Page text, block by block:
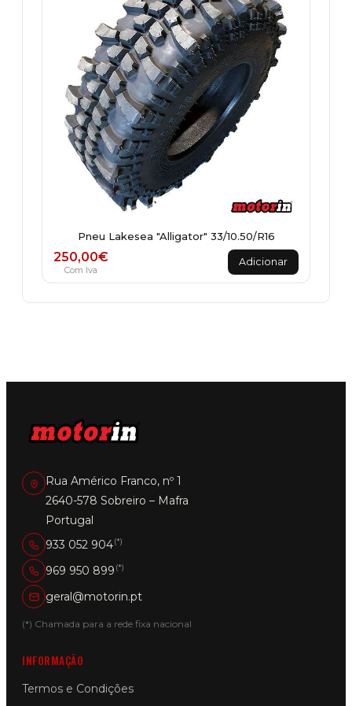
Pneu Lakesea "Alligator" 33/10.50/R16
250,00€
Com Iva
Adicionar
Rua Américo Franco, nº 1
2640-578 Sobreiro – Mafra
Portugal
933 052 904(*)
969 950 899 (*)
geral@motorin.pt
(*) Chamada para a rede fixa nacional
INFORMAÇÃO
Termos e Condições